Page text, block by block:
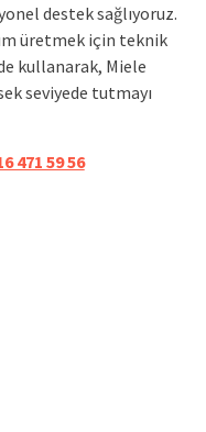
destek sağlıyoruz.
üretmek için teknik
kullanarak, Miele
seviyede tutmayı
471 59 56